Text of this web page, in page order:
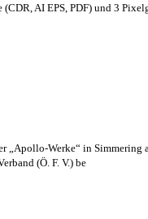
AI EPS, PDF) und 3
„Apollo-Werke“ in
(Ö. F. V.) be